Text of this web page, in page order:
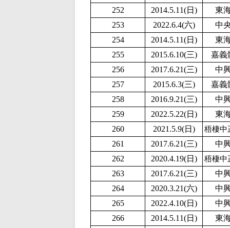
252 2014.5.11(日)
東
253
2022.6.4(六)
中
254
2014.5.11(日)
東
255
2015.6.10(三)
嘉義
256
2017.6.21(三)
中
257
2015.6.3(三)
嘉義
258
2016.9.21(三)
中
259
2022.5.22(日)
東
260
2021.5.9(日) 梧棲中
261 2017.6.21(三)
中
262
2020.4.19(日) 梧棲中
263 2017.6.21(三)
中
264
2020.3.21(六)
中
265
2022.4.10(日)
中
266
2014.5.11(日)
東